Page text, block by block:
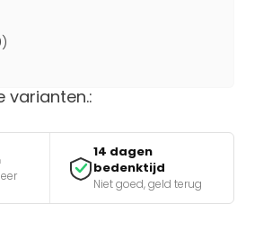
varianten.:
14 dagen
bedenktijd
Niet goed, geld terug